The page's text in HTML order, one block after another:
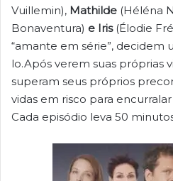
Vuillemin), Mathilde (Héléna
Bonaventura) e Iris(Élodie
“amante em série”, decidem
lo.Após verem suas próprias
superam seus próprios
vidas em risco para
Cada episódio leva 50